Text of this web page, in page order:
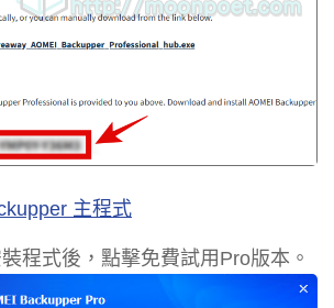
主程式
程式後，點擊免費試用Pro版本。